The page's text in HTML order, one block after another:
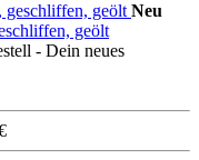
Neu
geölt
- Dein neues